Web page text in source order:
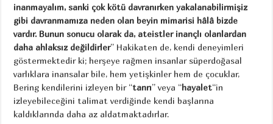
inanmayalım, sanki çok kötü davranırken yakalanabilirmişiz
gibi davranmamıza neden olan beyin mimarisi hâlâ bizde
vardır. Bunun sonucu olarak da, ateistler inançlı olanlardan
daha ahlaksız değildirler” Hakikaten de, kendi deneyimleri
göstermektedir ki; herşeye rağmen insanlar süperdoğasal
varlıklara inansalar bile, hem yetişkinler hem de çocuklar,
Bering kendilerini izleyen bir “tanrı” veya “hayalet“in
izleyebileceğini talimat verdiğinde kendi başlarına
kaldıklarında daha az aldatmaktadırlar.